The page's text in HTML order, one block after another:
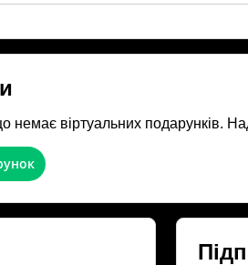
немає віртуальних подарунків.